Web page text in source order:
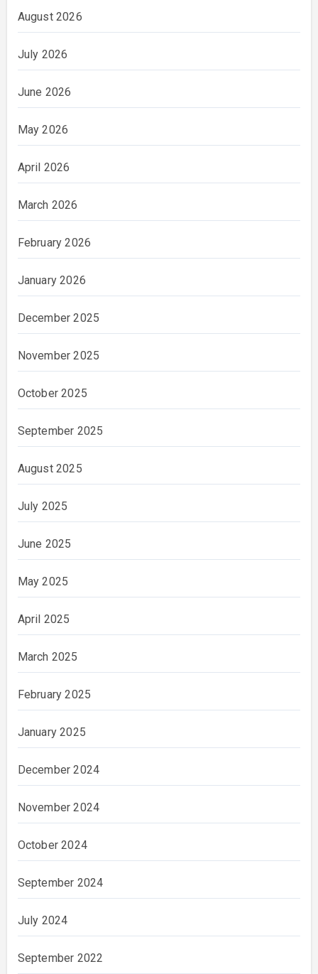
August 2026
July 2026
June 2026
May 2026
April 2026
March 2026
February 2026
January 2026
December 2025
November 2025
October 2025
September 2025
August 2025
July 2025
June 2025
May 2025
April 2025
March 2025
February 2025
January 2025
December 2024
November 2024
October 2024
September 2024
July 2024
September 2022